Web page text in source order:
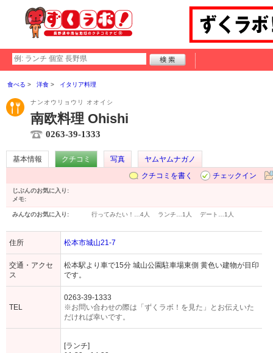
食べる 洋食 イタリア料理
ナンオウリョウリ オオイシ
南欧料理 Ohishi
0263-39-1333
基本情報 クチコミ 写真
ヤムヤムナガノ
クチコミを書く
チェックイン
じぶんのお気に入り:
メモ:
みんなのお気に入り: 行ってみたい！… 4人 ランチ… 1人 デート… 1人
住所 松本市城山21-7
交通・アクセ
ス
松本駅より車で15分 城山公園駐車場東側 黄色い建物が目印
です。
TEL
0263-39-1333
※お問い合わせの際は「ずくラボ！を見た」とお伝えいた
だければ幸いです。
[ランチ]